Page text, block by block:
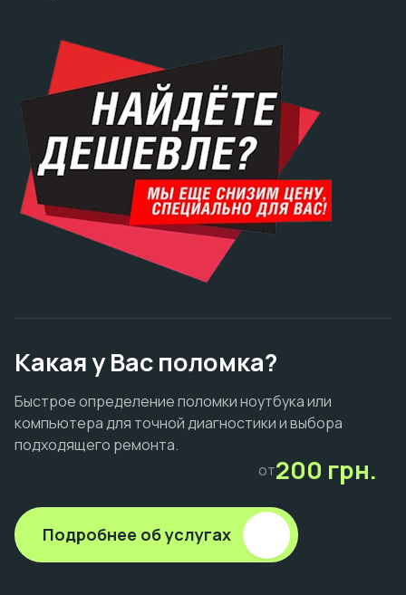
Какая у Вас поломка?
Быстрое определение поломки ноутбука или
компьютера для точной диагностики и выбора
подходящего ремонта.
от200 грн.
Подробнее об услугах